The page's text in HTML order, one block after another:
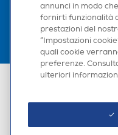
Euronics Italia SpA. Sede
annunci in modo
fornirti funzionalità
prestazioni del
“Impostazioni
quali cookie
preferenze.
ulteriori